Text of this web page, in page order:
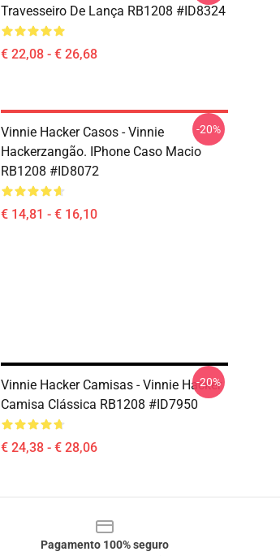
Travesseiro De Lança RB1208 #ID8324
€ 22,08 - € 26,68
Vinnie Hacker Casos - Vinnie
Hackerzangão. IPhone Caso Macio
RB1208 #ID8072
€ 14,81 - € 16,10
-20%
Vinnie Hacker Camisas - Vinnie Hacker
Camisa Clássica RB1208 #ID7950
€ 24,38 - € 28,06
-20%
Pagamento 100% seguro